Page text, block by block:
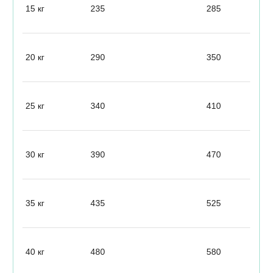
15 кг 235 285
20 кг 290 350
25 кг 340 410
30 кг 390 470
35 кг 435 525
40 кг 480 580